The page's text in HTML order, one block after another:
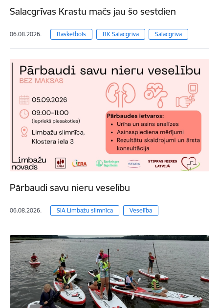
Salacgrīvas Krastu mačs jau šo sestdien
06.08.2026. Basketbols BK Salacgrīva Salacgrīva
Pārbaudi savu nieru veselību
06.08.2026. SIA Limbažu slimnīca Veselība